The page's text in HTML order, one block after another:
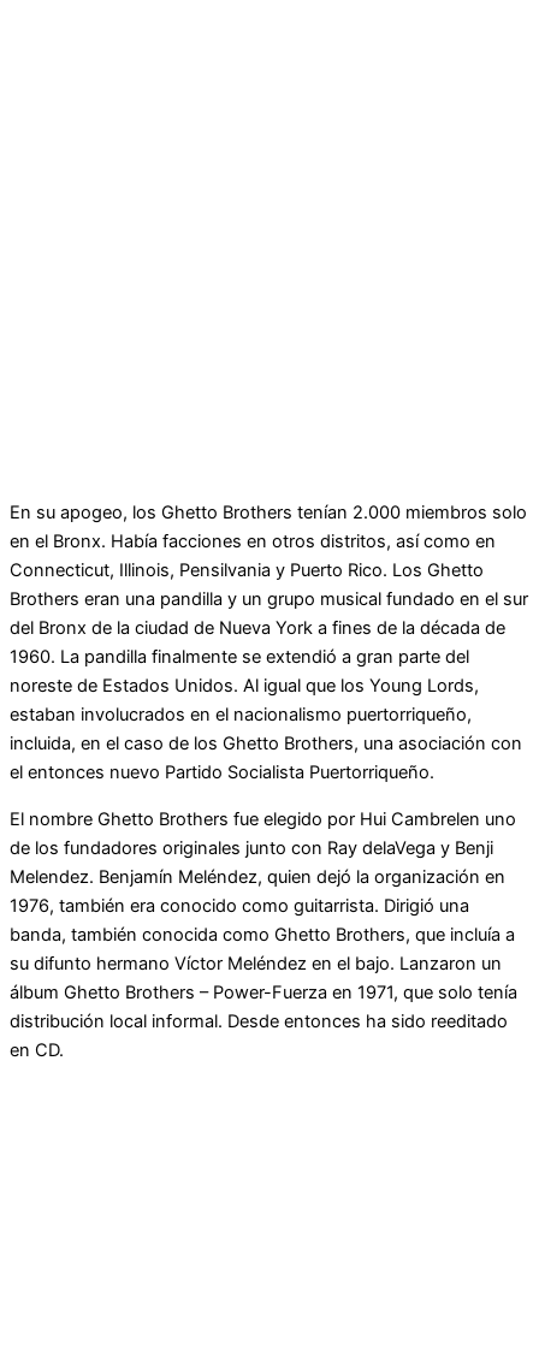
En su apogeo, los Ghetto Brothers tenían 2.000 miembros solo
en el Bronx. Había facciones en otros distritos, así como en
Connecticut, Illinois, Pensilvania y Puerto Rico. Los Ghetto
Brothers eran una pandilla y un grupo musical fundado en el sur
del Bronx de la ciudad de Nueva York a fines de la década de
1960. La pandilla finalmente se extendió a gran parte del
noreste de Estados Unidos. Al igual que los Young Lords,
estaban involucrados en el nacionalismo puertorriqueño,
incluida, en el caso de los Ghetto Brothers, una asociación con
el entonces nuevo Partido Socialista Puertorriqueño.
El nombre Ghetto Brothers fue elegido por Hui Cambrelen uno
de los fundadores originales junto con Ray delaVega y Benji
Melendez. Benjamín Meléndez, quien dejó la organización en
1976, también era conocido como guitarrista. Dirigió una
banda, también conocida como Ghetto Brothers, que incluía a
su difunto hermano Víctor Meléndez en el bajo. Lanzaron un
álbum Ghetto Brothers – Power-Fuerza en 1971, que solo tenía
distribución local informal. Desde entonces ha sido reeditado
en CD.